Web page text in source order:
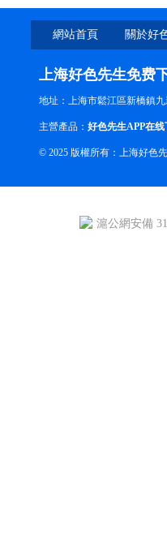
網站首頁 關於好
费
上海好色先生免费
地址：上海市鬆江區新橋鎮
主營產品： 好色先生APP在线
© 2025 版權所有：上海好色
滬公網安備